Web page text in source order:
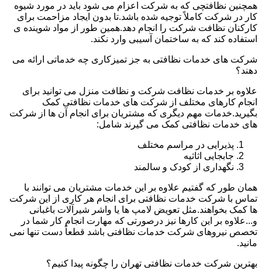
همچنین نظافتچی که به شرکت اعزام می شود باید در مورد شیوه
کار در شرکت کاملاً توجیه شده باشد.تا بدون ایجاد مزاحمت برای
کارکنان نظافت شرکت را انجام دهد.همین طور از مواد شوینده ی
استفاده کند که به ساختمان آسیبی وارد نکند.
شرکت های خدمات نظافتی به جز تمیزکاری چه خدماتی ارائه می
دهند؟
علاوه بر خدمات نظافت شرکت و نظافت منزل می توانید برای
انجام کارهای مختلف از شرکت های خدمات نظافتی کمک
بگیرید.خدمات مهم دیگری که مشتریان برای انجام آن ها از شرکت
های خدمات نظافتی کمک می گیرند شامل:
پذیرایی در مراسم مختلف
جابجایی اثاثیه
نگهداری از کودک و سالمند
همان طور که گفتیم علاوه بر این خدمات مشتریان می توانند با
تماس با شرکت خدمات نظافتی برای انجام هر کاری از این شرکت
ها کمک بخواهند.مثل تعویض لامپ ها یا واشر شیرآلات باغبانی
و...علاوه بر این کارها نیز درصورتی که مهارت انجام کار شما در
تخصص نیروهای شرکت خدمات نظافتی باشد قطعاً دست تنها نمی
مانید.
بهترین شرکت خدمات نظافتی تهران را چگونه پیدا کنیم؟